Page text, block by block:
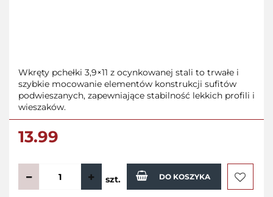
Wkręty pchełki 3,9×11 z ocynkowanej stali to trwałe i
szybkie mocowanie elementów konstrukcji sufitów
podwieszanych, zapewniające stabilność lekkich profili i
wieszaków.
13.99
szt. DO KOSZYKA